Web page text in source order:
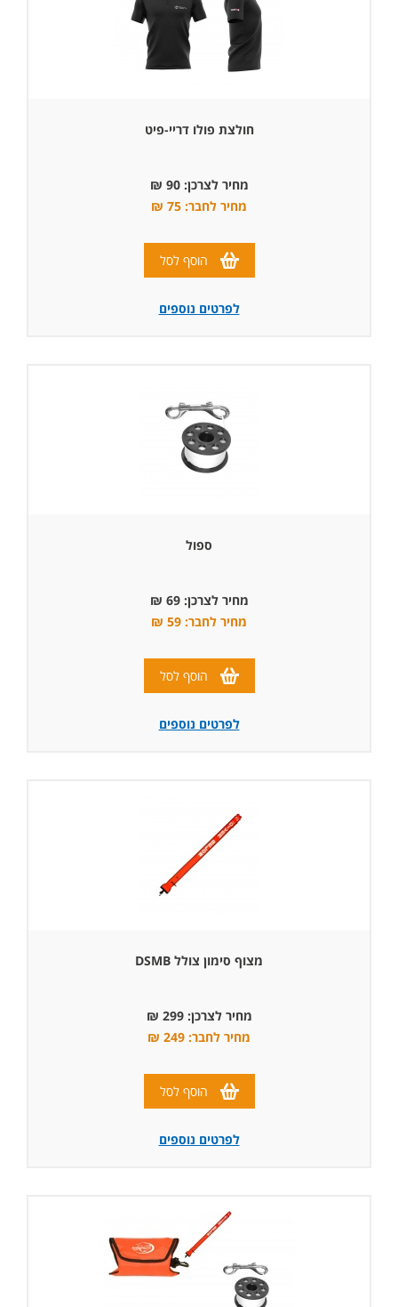
חולצת פולו דריי-פיט
מחיר לצרכן: 90 ₪
מחיר לחבר: 75 ₪
הוסף לסל
לפרטים נוספים
ספול
מחיר לצרכן: 69 ₪
מחיר לחבר: 59 ₪
הוסף לסל
לפרטים נוספים
מצוף סימון צולל DSMB
מחיר לצרכן: 299 ₪
מחיר לחבר: 249 ₪
הוסף לסל
לפרטים נוספים